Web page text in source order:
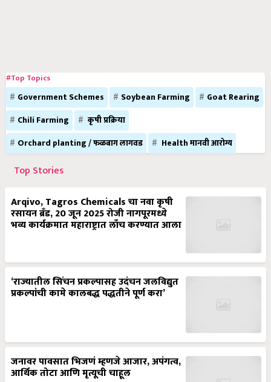
#Top Topics
Government Schemes Soybean Farming
Goat Rearing
Chili Farming
कृषी प्रक्रिया
Orchard planting / फळबाग लागवड
Health मानवी आरोग्य
Top Stories
Arqivo, Tagros Chemicals चा नवा कृषी
रसायन ब्रँड, 20 जून 2025 रोजी नागपूरमध्ये
भव्य कार्यक्रमात महाराष्ट्रात लाँच करण्यात आला
‘राज्यातील सिंचन प्रकल्पासह उदंचन जलविद्युत
प्रकल्पांची कामे कालबद्ध पद्धतीने पूर्ण करा’
जनावर पावसात भिजणं म्हणजे आजार, अपंगत्व,
आर्थिक तोटा आणि मृत्यूची चाहूल